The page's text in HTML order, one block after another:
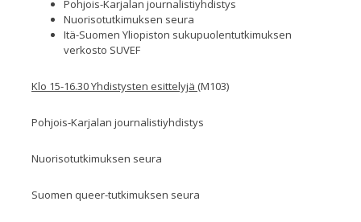
Pohjois-Karjalan journalistiyhdistys
Nuorisotutkimuksen seura
Itä-Suomen Yliopiston sukupuolentutkimuksen
verkosto SUVEF
Klo 15-16.30 Yhdistysten esittelyjä (M103)
Pohjois-Karjalan journalistiyhdistys
Nuorisotutkimuksen seura
Suomen queer-tutkimuksen seura